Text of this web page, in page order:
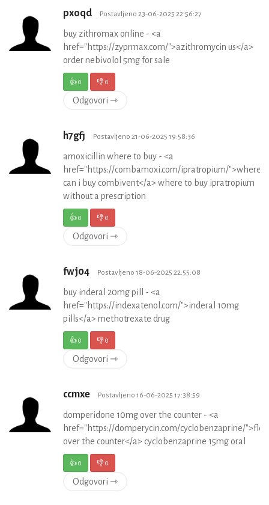
pxoqd Postavljeno 23-06-2025 22:56:27
buy zithromax online - <a
href="https://zyprmax.com/">azithromycin us</a>
order nebivolol 5mg for sale
👍0 👎0
Odgovori ⇾
h7gfj Postavljeno 21-06-2025 19:58:36
amoxicillin where to buy - <a
href="https://combamoxi.com/ipratropium/">where
can i buy combivent</a> where to buy ipratropium
without a prescription
👍0 👎0
Odgovori ⇾
fwj04 Postavljeno 18-06-2025 22:55:08
buy inderal 20mg pill - <a
href="https://indexatenol.com/">inderal 10mg
pills</a> methotrexate drug
👍0 👎0
Odgovori ⇾
ccmxe Postavljeno 16-06-2025 17:38:59
domperidone 10mg over the counter - <a
href="https://domperycin.com/cyclobenzaprine/
over the counter</a> cyclobenzaprine 15mg oral
👍0 👎0
Odgovori ⇾